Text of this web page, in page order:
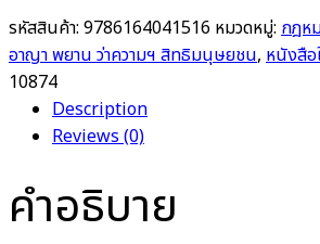
รหัสสินค้า: 9786164041516 หมวดหมู่: กฎห
อาญา พยาน ว่าความฯ สิทธิมนุษยชน, หนังสือ
10874
Description
Reviews (0)
คำอธิบาย